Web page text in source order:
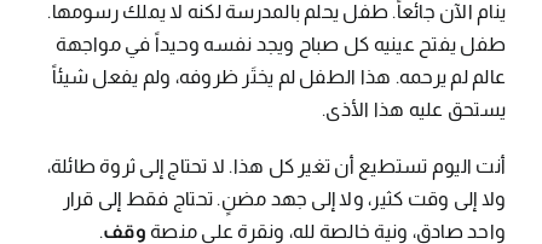
ينام الآن جائعاً. طفل يحلم بالمدرسة لكنه لا يملك رسومها.
طفل يفتح عينيه كل صباح ويجد نفسه وحيداً في مواجهة
عالم لم يرحمه. هذا الطفل لم يختَر ظروفه، ولم يفعل شيئاً
يستحق عليه هذا الأذى.
أنت اليوم تستطيع أن تغير كل هذا. لا تحتاج إلى ثروة طائلة،
ولا إلى وقت كثير، ولا إلى جهد مضنٍ. تحتاج فقط إلى قرار
واحد صادق، ونية خالصة لله، ونقرة على منصة وقف.